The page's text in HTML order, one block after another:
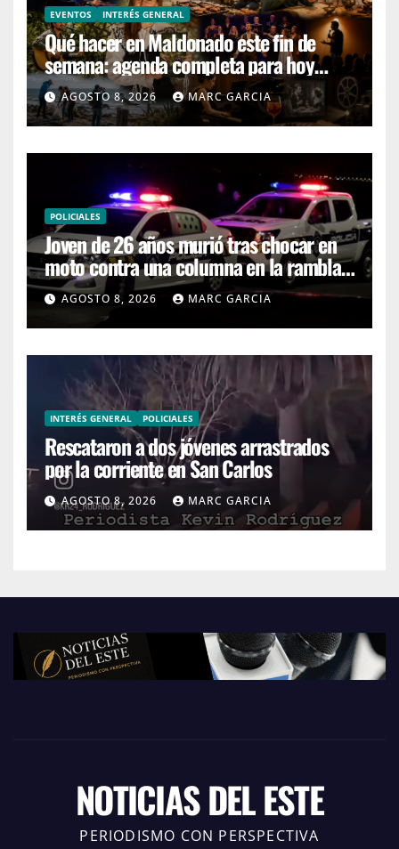
EVENTOS INTERÉS GENERAL
Qué hacer en Maldonado este fin de
semana: agenda completa para hoy
sábado y mañana domingo
AGOSTO 8, 2026 MARC GARCIA
POLICIALES
Joven de 26 años murió tras chocar en
moto contra una columna en la rambla
Mansa
AGOSTO 8, 2026 MARC GARCIA
INTERÉS GENERAL POLICIALES
Rescataron a dos jóvenes arrastrados
por la corriente en San Carlos
AGOSTO 8, 2026 MARC GARCIA
NOTICIAS DEL ESTE
PERIODISMO CON PERSPECTIVA